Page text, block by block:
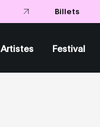
Billets
Artistes Festival